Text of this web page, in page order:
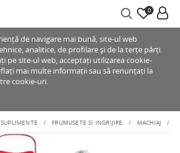
0
de navigare mai bună, site-ul web
analitice, de profilare și de la terțe părți.
pe site-ul web, acceptați utilizarea cookie-
mai multe informații sau să renunțați la
cookie-uri.
FRUMUSETE SI INGRIJIRE MACHIAJ